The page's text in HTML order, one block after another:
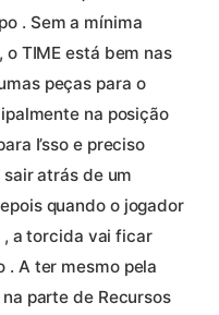
. Sem a mínima
o TIME está bem nas
peças para o
na posição
I’sso e preciso
atrás de um
quando o jogador
, a torcida vai ficar
. A ter mesmo pela
parte de Recursos